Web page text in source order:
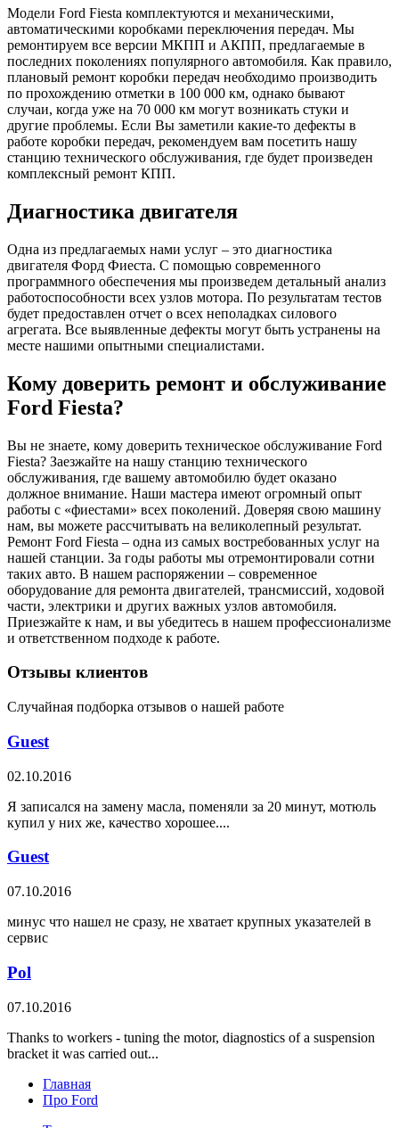
Модели Ford Fiesta комплектуются и механическими,
автоматическими коробками переключения передач. Мы
ремонтируем все версии МКПП и АКПП, предлагаемые в
последних поколениях популярного автомобиля. Как правило,
плановый ремонт коробки передач необходимо производить
по прохождению отметки в 100 000 км, однако бывают
случаи, когда уже на 70 000 км могут возникать стуки и
другие проблемы. Если Вы заметили какие-то дефекты в
работе коробки передач, рекомендуем вам посетить нашу
станцию технического обслуживания, где будет произведен
комплексный ремонт КПП.
Диагностика двигателя
Одна из предлагаемых нами услуг – это диагностика
двигателя Форд Фиеста. С помощью современного
программного обеспечения мы произведем детальный анализ
работоспособности всех узлов мотора. По результатам тестов
будет предоставлен отчет о всех неполадках силового
агрегата. Все выявленные дефекты могут быть устранены на
месте нашими опытными специалистами.
Кому доверить ремонт и обслуживание
Ford Fiesta?
Вы не знаете, кому доверить техническое обслуживание Ford
Fiesta? Заезжайте на нашу станцию технического
обслуживания, где вашему автомобилю будет оказано
должное внимание. Наши мастера имеют огромный опыт
работы с «фиестами» всех поколений. Доверяя свою машину
нам, вы можете рассчитывать на великолепный результат.
Ремонт Ford Fiesta – одна из самых востребованных услуг на
нашей станции. За годы работы мы отремонтировали сотни
таких авто. В нашем распоряжении – современное
оборудование для ремонта двигателей, трансмиссий, ходовой
части, электрики и других важных узлов автомобиля.
Приезжайте к нам, и вы убедитесь в нашем профессионализме
и ответственном подходе к работе.
Отзывы клиентов
Случайная подборка отзывов о нашей работе
Guest
02.10.2016
Я записался на замену масла, поменяли за 20 минут, мотюль
купил у них же, качество хорошее....
Guest
07.10.2016
минус что нашел не сразу, не хватает крупных указателей в
сервис
Pol
07.10.2016
Thanks to workers - tuning the motor, diagnostics of a suspension
bracket it was carried out...
Главная
Про Ford